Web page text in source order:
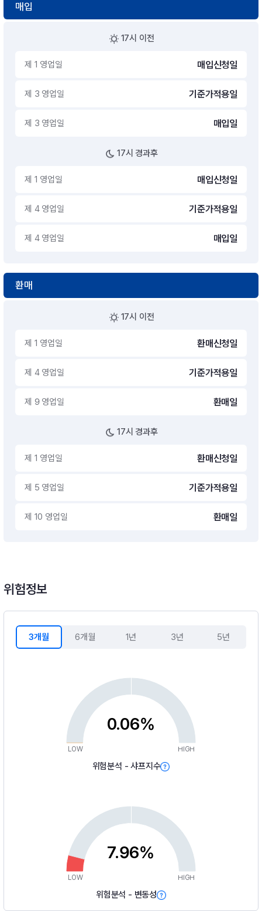
매입
17시 이전
제 1 영업일 매입신청일
제 3 영업일 기준가적용일
제 3 영업일 매입일
17시 경과후
제 1 영업일 매입신청일
제 4 영업일 기준가적용일
제 4 영업일 매입일
환매
17시 이전
제 1 영업일 환매신청일
제 4 영업일 기준가적용일
제 9 영업일 환매일
17시 경과후
제 1 영업일 환매신청일
제 5 영업일 기준가적용일
제 10 영업일 환매일
위험정보
3개월 6개월 1년 3년 5년
0.06%
LOW HIGH
위험분석 - 샤프지수
7.96%
LOW HIGH
위험분석 - 변동성